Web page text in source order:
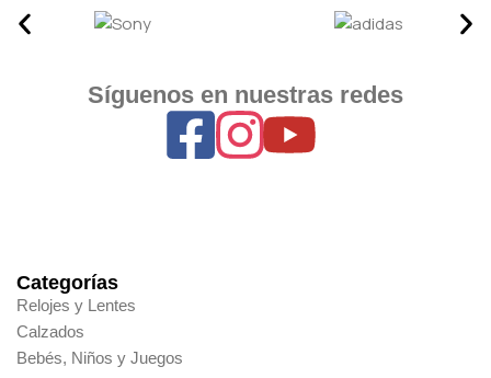
Síguenos en nuestras redes
Categorías
Relojes y Lentes
Calzados
Bebés, Niños y Juegos